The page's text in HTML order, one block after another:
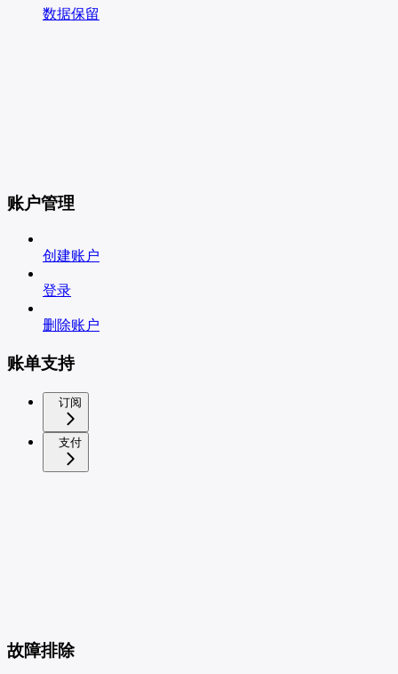
数据保留
账户管理
创建账户
登录
删除账户
账单支持
订阅
支付
故障排除